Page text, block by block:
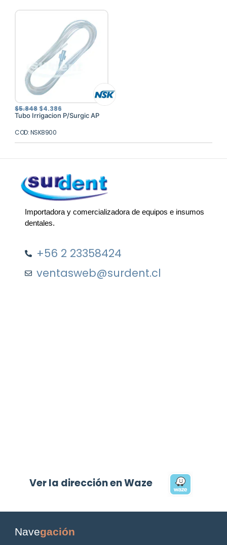
$5.848 El
precio
original
$5.848.
$4.386
precio
actual
Tubo Irrigacion P/Surgic AP
COD: NSK8900
Importadora y comercializadora de equipos e insumos
dentales.
+56 2 23358424
ventasweb@surdent.cl
Ver la dirección en Waze
Navegación